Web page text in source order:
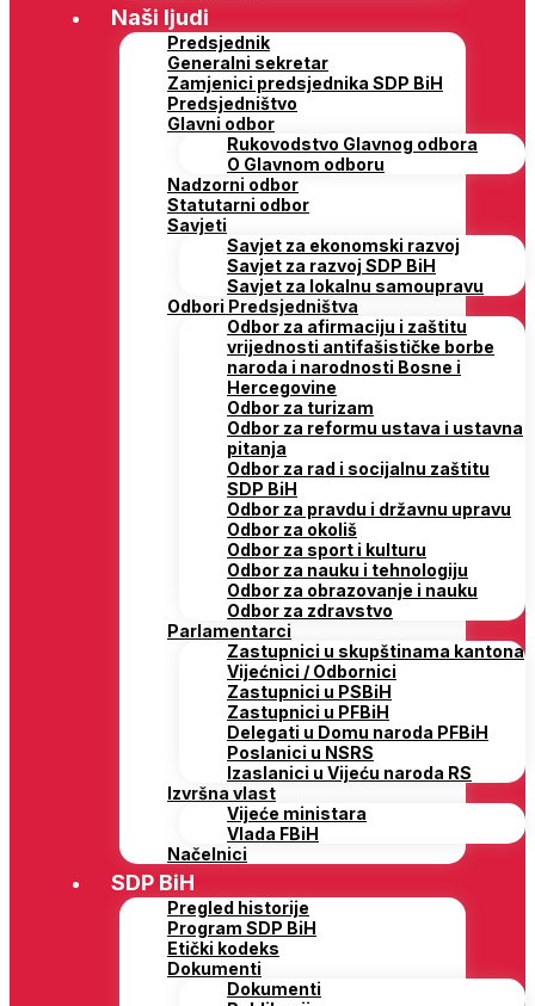
Naši ljudi
Predsjednik
Generalni sekretar
Zamjenici predsjednika SDP BiH
Predsjedništvo
Glavni odbor
Rukovodstvo Glavnog odbora
O Glavnom odboru
Nadzorni odbor
Statutarni odbor
Savjeti
Savjet za ekonomski razvoj
Savjet za razvoj SDP BiH
Savjet za lokalnu samoupravu
Odbori Predsjedništva
Odbor za afirmaciju i zaštitu
vrijednosti antifašističke borbe
naroda i narodnosti Bosne i
Hercegovine
Odbor za turizam
Odbor za reformu ustava i ustavna
pitanja
Odbor za rad i socijalnu zaštitu
SDP BiH
Odbor za pravdu i državnu upravu
Odbor za okoliš
Odbor za sport i kulturu
Odbor za nauku i tehnologiju
Odbor za obrazovanje i nauku
Odbor za zdravstvo
Parlamentarci
Zastupnici u skupštinama kantona
Vijećnici / Odbornici
Zastupnici u PSBiH
Zastupnici u PFBiH
Delegati u Domu naroda PFBiH
Poslanici u NSRS
Izaslanici u Vijeću naroda RS
Izvršna vlast
Vijeće ministara
Vlada FBiH
Načelnici
SDP BiH
Pregled historije
Program SDP BiH
Etički kodeks
Dokumenti
Dokumenti